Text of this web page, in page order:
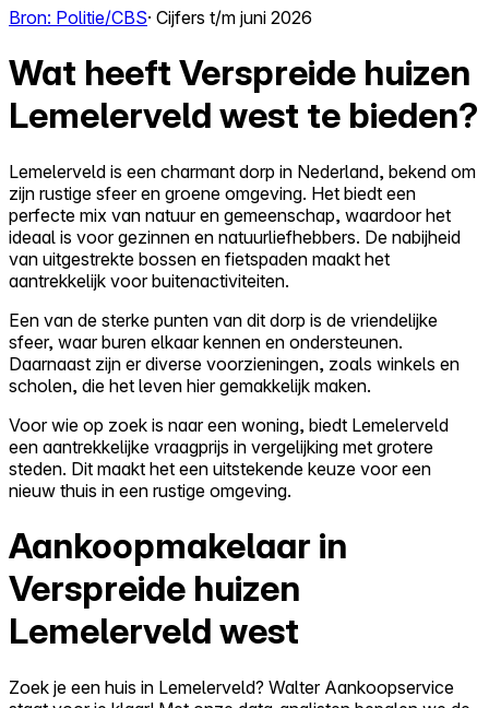
Bron: Politie/CBS· Cijfers t/m juni 2026
Wat heeft Verspreide huizen
Lemelerveld west te bieden?
Lemelerveld is een charmant dorp in Nederland, bekend om
zijn rustige sfeer en groene omgeving. Het biedt een
perfecte mix van natuur en gemeenschap, waardoor het
ideaal is voor gezinnen en natuurliefhebbers. De nabijheid
van uitgestrekte bossen en fietspaden maakt het
aantrekkelijk voor buitenactiviteiten.
Een van de sterke punten van dit dorp is de vriendelijke
sfeer, waar buren elkaar kennen en ondersteunen.
Daarnaast zijn er diverse voorzieningen, zoals winkels en
scholen, die het leven hier gemakkelijk maken.
Voor wie op zoek is naar een woning, biedt Lemelerveld
een aantrekkelijke vraagprijs in vergelijking met grotere
steden. Dit maakt het een uitstekende keuze voor een
nieuw thuis in een rustige omgeving.
Aankoopmakelaar in
Verspreide huizen
Lemelerveld west
Zoek je een huis in Lemelerveld? Walter Aankoopservice